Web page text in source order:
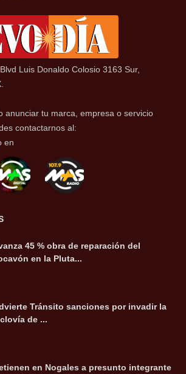
Luis Donaldo Colosio 3163 Sur,
anunciar tu marca, empresa o servicio
contactarnos al:
en
45 % obra de reparación del
en la Pluta...
Tránsito sanciones por invadir la
de ...
en Nogales a presunto integrante